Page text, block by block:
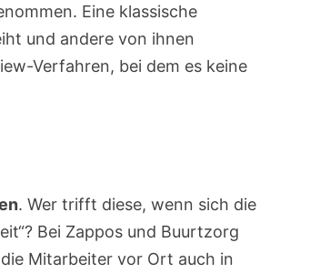
Eine klassische
und andere von ihnen
Verfahren, bei dem es keine
. Wer trifft diese, wenn sich die
Bei Zappos und Buurtzorg
Mitarbeiter vor Ort auch in